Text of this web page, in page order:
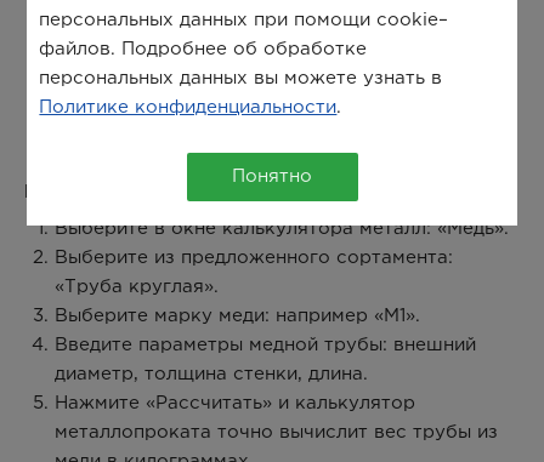
Выберите в окне калькулятора металл: «Медь».
Выберите из предложенного сортамента:
«Труба круглая».
Выберите марку меди: например «М1».
Введите параметры медной трубы: внешний
диаметр, толщина стенки, длина.
Нажмите «Рассчитать» и калькулятор
металлопроката точно вычислит вес трубы из
персональных данных при помощи cookie–
файлов. Подробнее об обработке
персональных данных вы можете узнать в
Политике конфиденциальности.
Понятно